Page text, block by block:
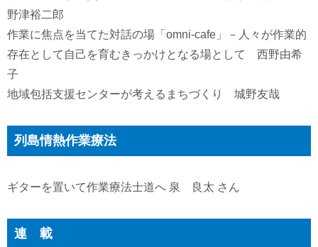
野津裕二郎
作業に焦点を当てた対話の場「omni-cafe」－人々が作業的
存在として自己を育むきっかけとなる場として 西野由希
子
地域包括支援センターが考えるまちづくり 城野友哉
列島情熱作業療法
ギターを置いて作業療法士道へ 泉 良太 さん
連 載